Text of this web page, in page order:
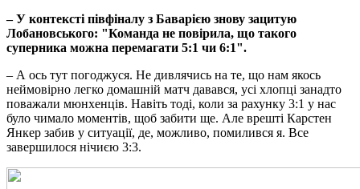
– У контексті півфіналу з Баварією знову зацитую
Лобановського: "Команда не повірила, що такого
суперника можна перемагати 5:1 чи 6:1".
– А ось тут погоджуся. Не дивлячись на те, що нам якось
неймовірно легко домашній матч давався, усі хлопці занадто
поважали мюнхенців. Навіть тоді, коли за рахунку 3:1 у нас
було чимало моментів, щоб забити ще. Але врешті Карстен
Янкер забив у ситуації, де, можливо, помилився я. Все
завершилося нічиєю 3:3.